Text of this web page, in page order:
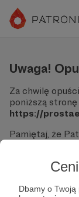
Dbamy o
Uwaga!
Za chwilę
poniższą
https://
Pamiętaj, że
Nie podawaj
finansowych
Sprawdź